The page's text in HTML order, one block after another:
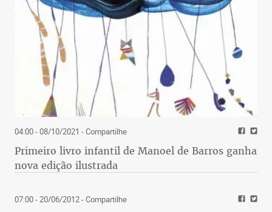
04:00 - 08/10/2021 - Compartilhe
Primeiro livro infantil de Manoel de Barros ganha
nova edição ilustrada
07:00 - 20/06/2012- Compartilhe